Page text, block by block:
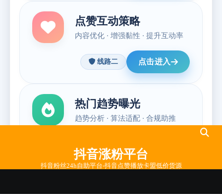
抖音涨粉平台
抖音粉丝24h自助平台-抖音点赞播放卡盟低价货源